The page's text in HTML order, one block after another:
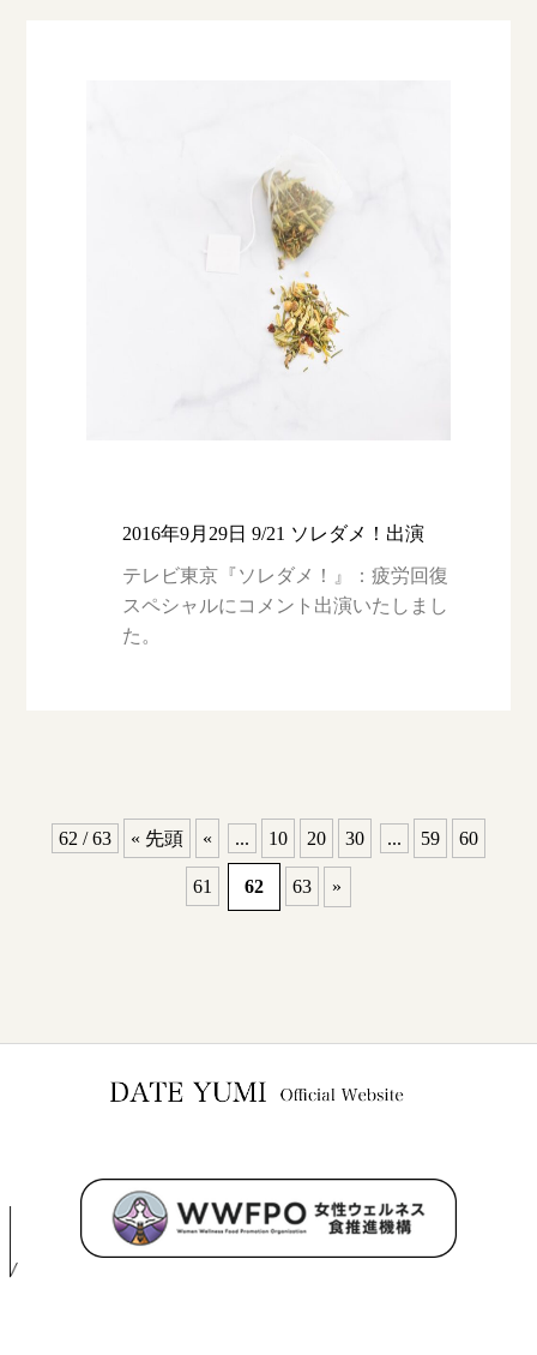
2016年9月29日 9/21 ソレダメ！出演
テレビ東京『ソレダメ！』：疲労回復
スペシャルにコメント出演いたしまし
た。
62 / 63 « 先頭 « ... 10 20 30 ... 59 60
61 62 63 »